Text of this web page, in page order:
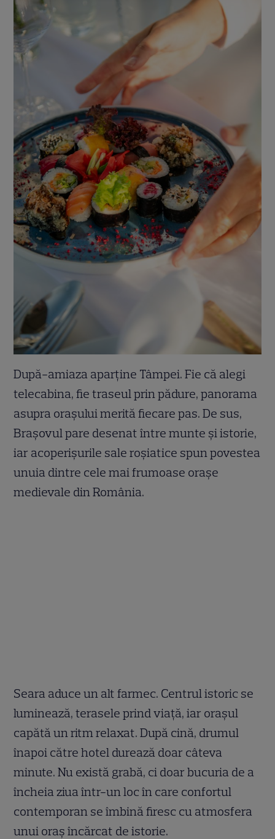
După-amiaza aparține Tâmpei. Fie că alegi
telecabina, fie traseul prin pădure, panorama
asupra orașului merită fiecare pas. De sus,
Brașovul pare desenat între munte și istorie,
iar acoperișurile sale roșiatice spun povestea
unuia dintre cele mai frumoase orașe
medievale din România.
Seara aduce un alt farmec. Centrul istoric se
luminează, terasele prind viață, iar orașul
capătă un ritm relaxat. După cină, drumul
înapoi către hotel durează doar câteva
minute. Nu există grabă, ci doar bucuria de a
încheia ziua într-un loc în care confortul
contemporan se îmbină firesc cu atmosfera
unui oraș încărcat de istorie.